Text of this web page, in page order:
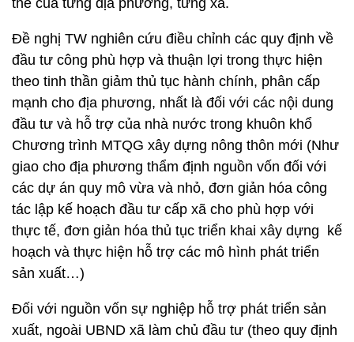
thể của từng địa phương, từng xã.
Đề nghị TW nghiên cứu điều chỉnh các quy định về
đầu tư công phù hợp và thuận lợi trong thực hiện
theo tinh thần giảm thủ tục hành chính, phân cấp
mạnh cho địa phương, nhất là đối với các nội dung
đầu tư và hỗ trợ của nhà nước trong khuôn khổ
Chương trình MTQG xây dựng nông thôn mới (Như
giao cho địa phương thẩm định nguồn vốn đối với
các dự án quy mô vừa và nhỏ, đơn giản hóa công
tác lập kế hoạch đầu tư cấp xã cho phù hợp với
thực tế, đơn giản hóa thủ tục triển khai xây dựng kế
hoạch và thực hiện hỗ trợ các mô hình phát triển
sản xuất…)
Đối với nguồn vốn sự nghiệp hỗ trợ phát triển sản
xuất, ngoài UBND xã làm chủ đầu tư (theo quy định